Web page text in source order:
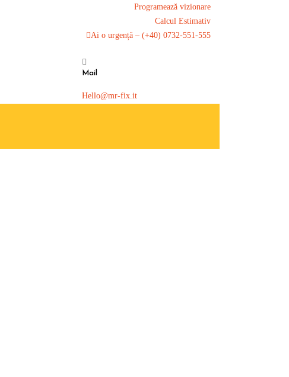
Programează vizionare
Calcul Estimativ
Ai o urgență – (+40) 0732-551-555
Mail
Hello@mr-fix.it